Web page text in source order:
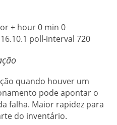
+ hour 0 min 0
poll-interval 720
quando houver um
pode apontar o
falha. Maior rapidez para
do inventário.